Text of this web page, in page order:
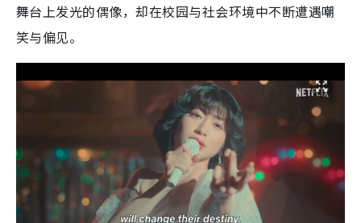
舞台上发光的偶像，却在校园与社会环境中不断遭遇嘲
笑与偏见。